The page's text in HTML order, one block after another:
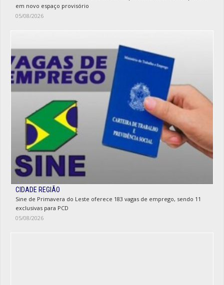
em novo espaço provisório
05/08/2026
CIDADE REGIÃO
Sine de Primavera do Leste oferece 183 vagas de emprego, sendo 11
exclusivas para PCD
05/08/2026